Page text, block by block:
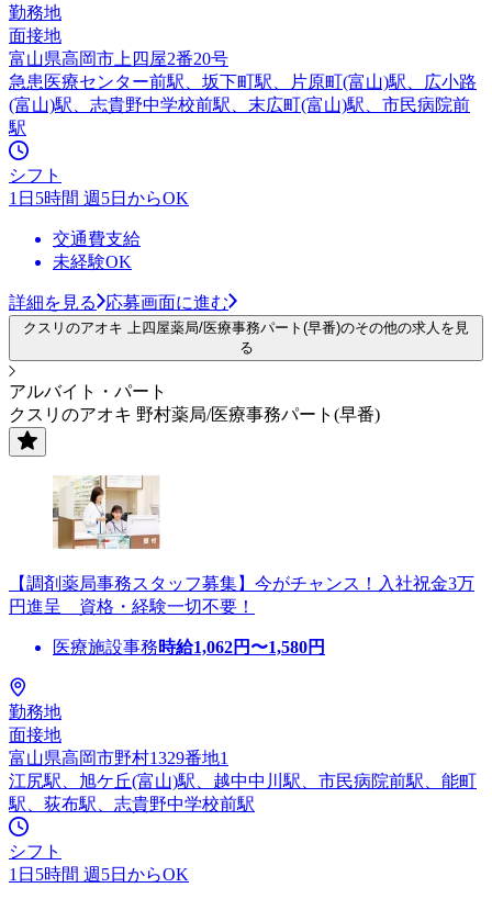
勤務地
面接地
富山県高岡市上四屋2番20号
急患医療センター前駅、坂下町駅、片原町(富山)駅、広小路
(富山)駅、志貴野中学校前駅、末広町(富山)駅、市民病院前
駅
シフト
1日5時間 週5日からOK
交通費支給
未経験OK
詳細を見る 応募画面に進む
クスリのアオキ 上四屋薬局/医療事務パート(早番)のその他の求人を見
る
アルバイト・パート
クスリのアオキ 野村薬局/医療事務パート(早番)
【調剤薬局事務スタッフ募集】今がチャンス！入社祝金3万
円進呈 資格・経験一切不要！
医療施設事務時給1,062円〜1,580円
勤務地
面接地
富山県高岡市野村1329番地1
江尻駅、旭ケ丘(富山)駅、越中中川駅、市民病院前駅、能町
駅、荻布駅、志貴野中学校前駅
シフト
1日5時間 週5日からOK